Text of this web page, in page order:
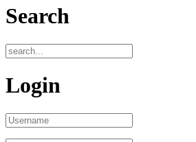
Search
Login